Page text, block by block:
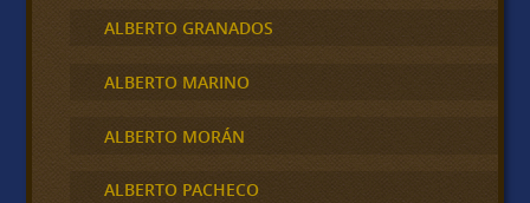
ALBERTO GRANADOS
ALBERTO MARINO
ALBERTO MORÁN
ALBERTO PACHECO